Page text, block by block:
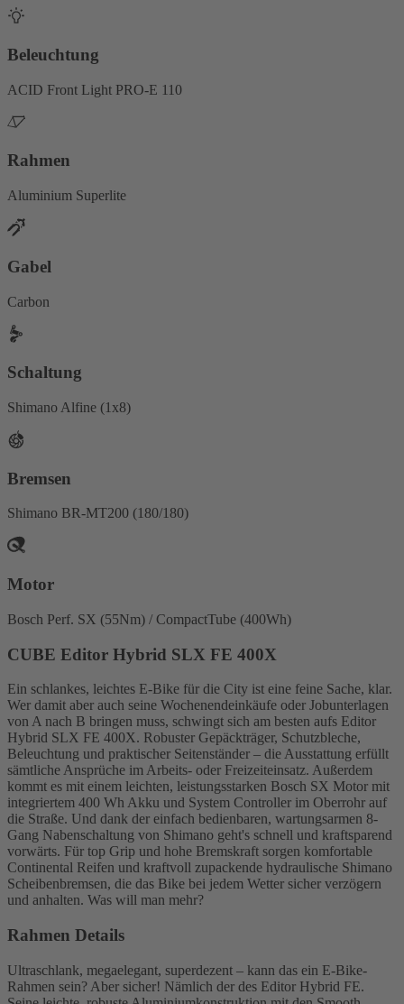
Beleuchtung
ACID Front Light PRO-E 110
Rahmen
Aluminium Superlite
Gabel
Carbon
Schaltung
Shimano Alfine (1x8)
Bremsen
Shimano BR-MT200 (180/180)
Motor
Bosch Perf. SX (55Nm) / CompactTube (400Wh)
CUBE Editor Hybrid SLX FE 400X
Ein schlankes, leichtes E-Bike für die City ist eine feine Sache, klar.
Wer damit aber auch seine Wochenendeinkäufe oder Jobunterlagen
von A nach B bringen muss, schwingt sich am besten aufs Editor
Hybrid SLX FE 400X. Robuster Gepäckträger, Schutzbleche,
Beleuchtung und praktischer Seitenständer – die Ausstattung erfüllt
sämtliche Ansprüche im Arbeits- oder Freizeiteinsatz. Außerdem
kommt es mit einem leichten, leistungsstarken Bosch SX Motor mit
integriertem 400 Wh Akku und System Controller im Oberrohr auf
die Straße. Und dank der einfach bedienbaren, wartungsarmen 8-
Gang Nabenschaltung von Shimano geht's schnell und kraftsparend
vorwärts. Für top Grip und hohe Bremskraft sorgen komfortable
Continental Reifen und kraftvoll zupackende hydraulische Shimano
Scheibenbremsen, die das Bike bei jedem Wetter sicher verzögern
und anhalten. Was will man mehr?
Rahmen Details
Ultraschlank, megaelegant, superdezent – kann das ein E-Bike-
Rahmen sein? Aber sicher! Nämlich der des Editor Hybrid FE.